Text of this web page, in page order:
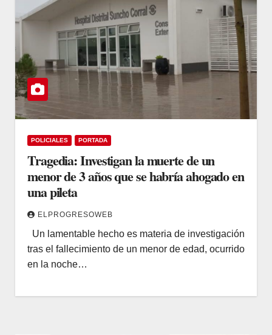
POLICIALES PORTADA
Tragedia: Investigan la muerte de un
menor de 3 años que se habría ahogado en
una pileta
ELPROGRESOWEB
Un lamentable hecho es materia de investigación
tras el fallecimiento de un menor de edad, ocurrido
en la noche…